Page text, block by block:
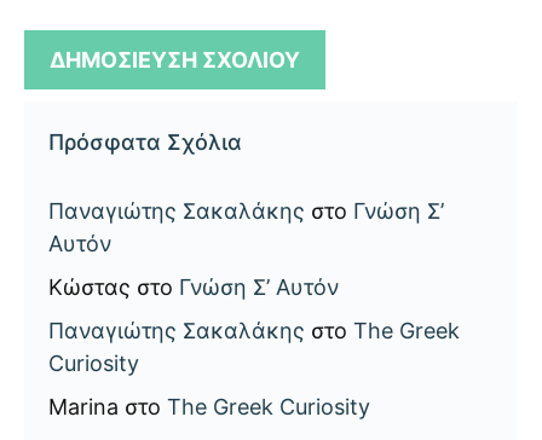
Πρόσφατα Σχόλια
Παναγιώτης Σακαλάκης στο Γνώση Σ’
Αυτόν
Κώστας στο Γνώση Σ’ Αυτόν
Παναγιώτης Σακαλάκης στο The Greek
Curiosity
Marina στο The Greek Curiosity